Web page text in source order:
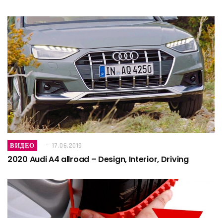
ВИДЕО 17.06.2019
2020 Audi A4 allroad – Design, Interior, Driving